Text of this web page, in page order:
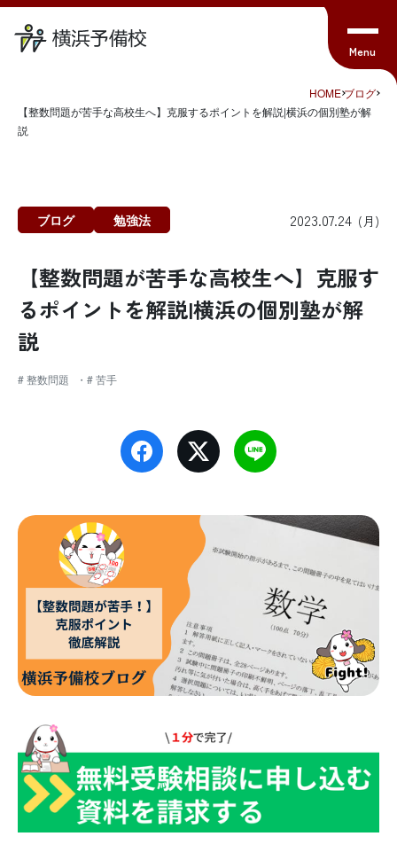
HOME ブログ
【整数問題が苦手な高校生へ】克服するポイントを解説|横浜の個別塾が解
説
ブログ 勉強法 2023.07.24 (月)
【整数問題が苦手な高校生へ】克服す
るポイントを解説|横浜の個別塾が解
説
# 整数問題 # 苦手